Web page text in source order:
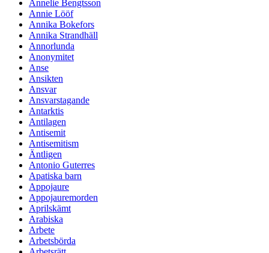
Annelie Bengtsson
Annie Lööf
Annika Bokefors
Annika Strandhäll
Annorlunda
Anonymitet
Anse
Ansikten
Ansvar
Ansvarstagande
Antarktis
Antilagen
Antisemit
Antisemitism
Äntligen
Antonio Guterres
Apatiska barn
Appojaure
Appojauremorden
Aprilskämt
Arabiska
Arbete
Arbetsbörda